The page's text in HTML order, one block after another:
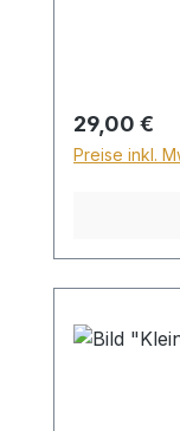
Versand
Regulärer
29,00 €
Preise inkl.